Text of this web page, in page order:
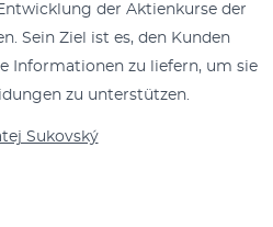
der Aktienkurse der
Sein Ziel ist es, den Kunden
Informationen zu liefern, um sie
zu unterstützen.
Sukovský